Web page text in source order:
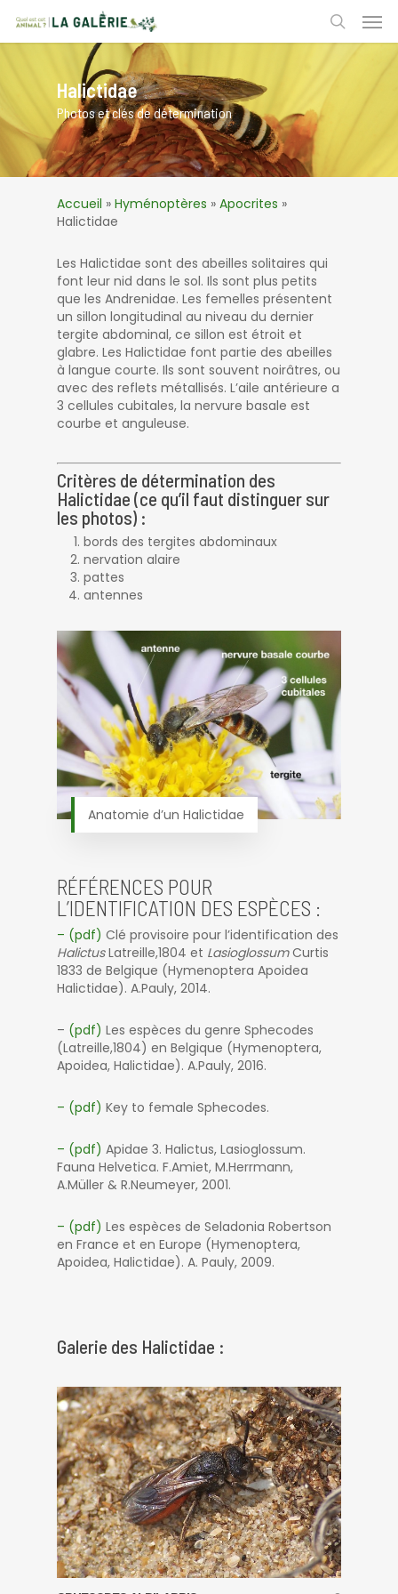
main
search
Halictidae
Photos et clés de détermination
Accueil » Hyménoptères » Apocrites »
Halictidae
Les Halictidae sont des abeilles solitaires qui
font leur nid dans le sol. Ils sont plus petits
que les Andrenidae. Les femelles présentent
un sillon longitudinal au niveau du dernier
tergite abdominal, ce sillon est étroit et
glabre. Les Halictidae font partie des abeilles
à langue courte. Ils sont souvent noirâtres, ou
avec des reflets métallisés. L’aile antérieure a
3 cellules cubitales, la nervure basale est
courbe et anguleuse.
Critères de détermination des
Halictidae (ce qu’il faut distinguer sur
les photos) :
bords des tergites abdominaux
nervation alaire
pattes
antennes
Anatomie d’un Halictidae
RÉFÉRENCES POUR
L’IDENTIFICATION DES ESPÈCES :
– (pdf) Clé provisoire pour l’identification des
HalictusLatreille,1804 et LasioglossumCurtis
1833 de Belgique (Hymenoptera Apoidea
Halictidae). A.Pauly, 2014.
– (pdf) Les espèces du genre Sphecodes
(Latreille,1804) en Belgique (Hymenoptera,
Apoidea, Halictidae). A.Pauly, 2016.
– (pdf) Key to female Sphecodes.
– (pdf) Apidae 3. Halictus, Lasioglossum.
Fauna Helvetica. F.Amiet, M.Herrmann,
A.Müller & R.Neumeyer, 2001.
– (pdf) Les espèces de Seladonia Robertson
en France et en Europe (Hymenoptera,
Apoidea, Halictidae). A. Pauly, 2009.
Galerie des Halictidae :